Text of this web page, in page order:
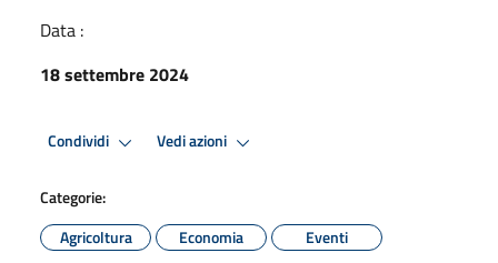
Data :
18 settembre 2024
Condividi Vedi azioni
Categorie:
Agricoltura
Economia
Eventi